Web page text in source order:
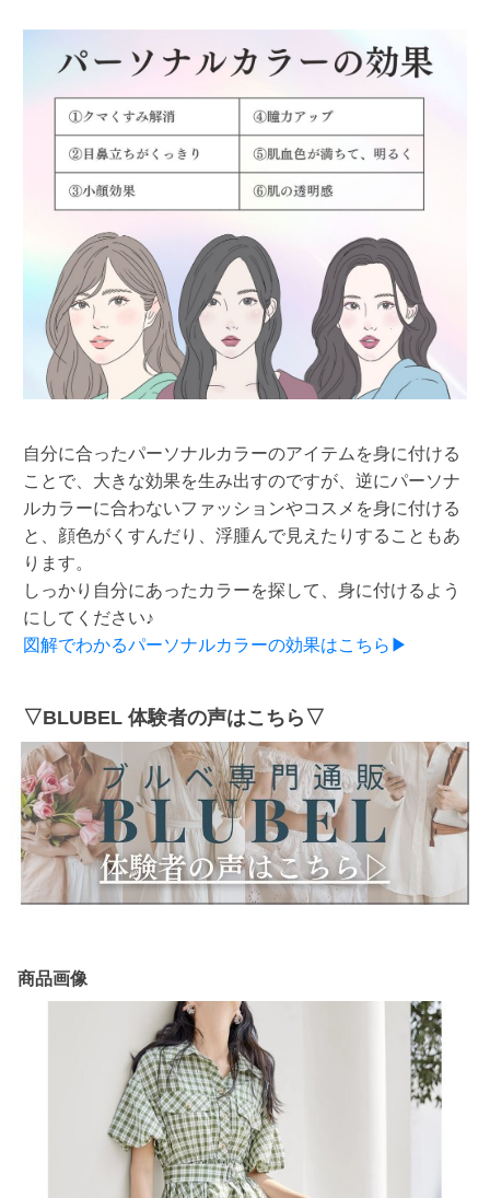
自分に合ったパーソナルカラーのアイテムを身に付ける
ことで、大きな効果を生み出すのですが、逆にパーソナ
ルカラーに合わないファッションやコスメを身に付ける
と、顔色がくすんだり、浮腫んで見えたりすることもあ
ります。
しっかり自分にあったカラーを探して、身に付けるよう
にしてください♪
図解でわかるパーソナルカラーの効果はこちら▶
▽BLUBEL 体験者の声はこちら▽
商品画像